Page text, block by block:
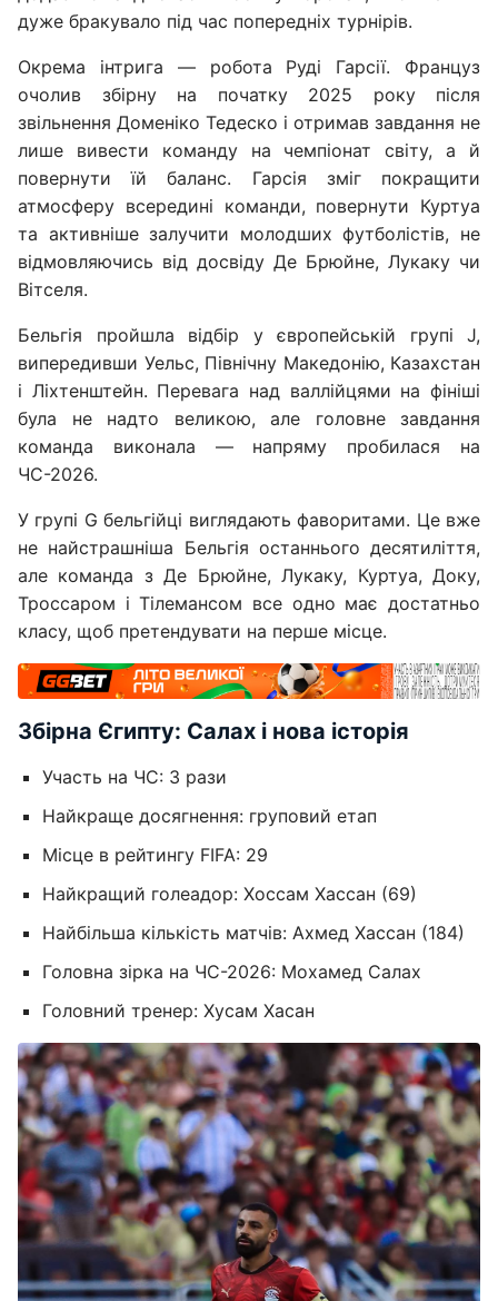
дуже бракувало під час попередніх турнірів.
Окрема інтрига — робота Руді Гарсії. Француз
очолив збірну на початку 2025 року після
звільнення Доменіко Тедеско і отримав завдання не
лише вивести команду на чемпіонат світу, а й
повернути їй баланс. Гарсія зміг покращити
атмосферу всередині команди, повернути Куртуа
та активніше залучити молодших футболістів, не
відмовляючись від досвіду Де Брюйне, Лукаку чи
Вітселя.
Бельгія пройшла відбір у європейській групі J,
випередивши Уельс, Північну Македонію, Казахстан
і Ліхтенштейн. Перевага над валлійцями на фініші
була не надто великою, але головне завдання
команда виконала — напряму пробилася на
ЧС-2026.
У групі G бельгійці виглядають фаворитами. Це вже
не найстрашніша Бельгія останнього десятиліття,
але команда з Де Брюйне, Лукаку, Куртуа, Доку,
Троссаром і Тілемансом все одно має достатньо
класу, щоб претендувати на перше місце.
Збірна Єгипту: Салах і нова історія
Участь на ЧС: 3 рази
Найкраще досягнення: груповий етап
Місце в рейтингу FIFA: 29
Найкращий голеадор: Хоссам Хассан (69)
Найбільша кількість матчів: Ахмед Хассан (184)
Головна зірка на ЧС-2026: Мохамед Салах
Головний тренер: Хусам Хасан